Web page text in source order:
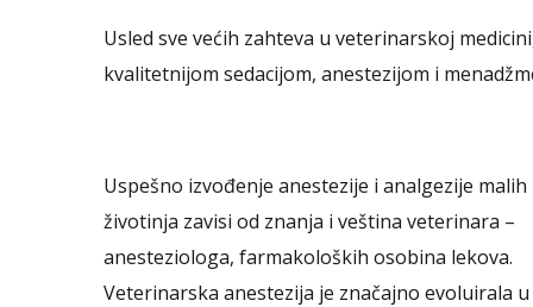
Usled sve većih zahteva u veterinarskoj
kvalitetnijom sedacijom, anestezijom i
Uspešno izvođenje anestezije i analgezije malih
životinja zavisi od znanja i veština veterinara –
anesteziologa, farmakoloških osobina lekova.
Veterinarska anestezija je značajno evoluirala u